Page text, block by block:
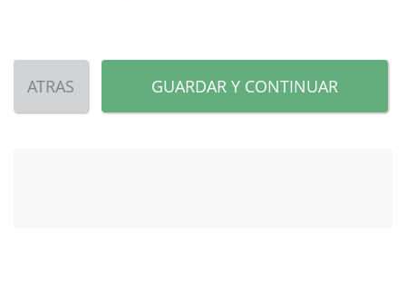
ATRAS GUARDAR Y CONTINUAR